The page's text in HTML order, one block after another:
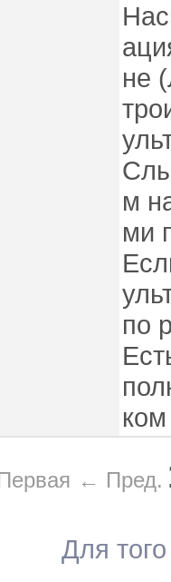
не
м
ми
по
← Пред.
Для